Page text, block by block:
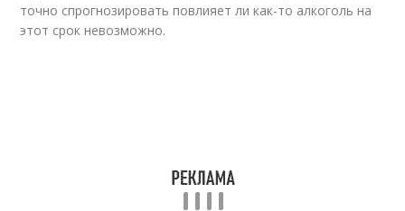
точно спрогнозировать повлияет ли как-то алкоголь на
этот срок невозможно.